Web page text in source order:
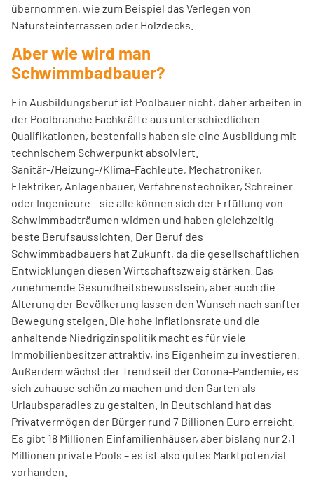
übernommen, wie zum Beispiel das Verlegen von
Natursteinterrassen oder Holzdecks.
Aber wie wird man
Schwimmbadbauer?
Ein Ausbildungsberuf ist Poolbauer nicht, daher arbeiten in
der Poolbranche Fachkräfte aus unterschiedlichen
Qualifikationen, bestenfalls haben sie eine Ausbildung mit
technischem Schwerpunkt absolviert.
Sanitär-/Heizung-/Klima-Fachleute, Mechatroniker,
Elektriker, Anlagenbauer, Verfahrenstechniker, Schreiner
oder Ingenieure – sie alle können sich der Erfüllung von
Schwimmbadträumen widmen und haben gleichzeitig
beste Berufsaussichten. Der Beruf des
Schwimmbadbauers hat Zukunft, da die gesellschaftlichen
Entwicklungen diesen Wirtschaftszweig stärken. Das
zunehmende Gesundheitsbewusstsein, aber auch die
Alterung der Bevölkerung lassen den Wunsch nach sanfter
Bewegung steigen. Die hohe Inflationsrate und die
anhaltende Niedrigzinspolitik macht es für viele
Immobilienbesitzer attraktiv, ins Eigenheim zu investieren.
Außerdem wächst der Trend seit der Corona-Pandemie, es
sich zuhause schön zu machen und den Garten als
Urlaubsparadies zu gestalten. In Deutschland hat das
Privatvermögen der Bürger rund 7 Billionen Euro erreicht.
Es gibt 18 Millionen Einfamilienhäuser, aber bislang nur 2,1
Millionen private Pools – es ist also gutes Marktpotenzial
vorhanden.